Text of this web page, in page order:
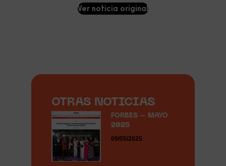
Ver noticia original
OTRAS NOTICIAS
FORBES – MAYO
2025
09/05/2025